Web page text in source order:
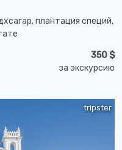
плантация специй,
350 $
за экскурсию
tripster